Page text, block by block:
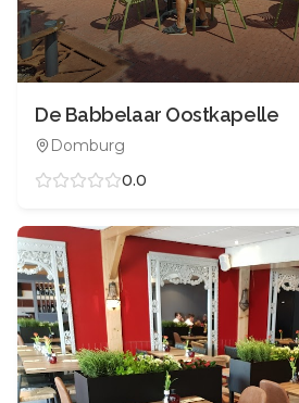
De Babbelaar Oostkapelle
Domburg
0.0